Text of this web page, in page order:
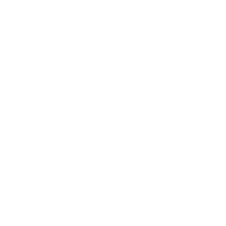
ein luftig leichtes, angenehmes Tragegefühl. Es ist
in Weiß als auch in einer riesigen Farbskala